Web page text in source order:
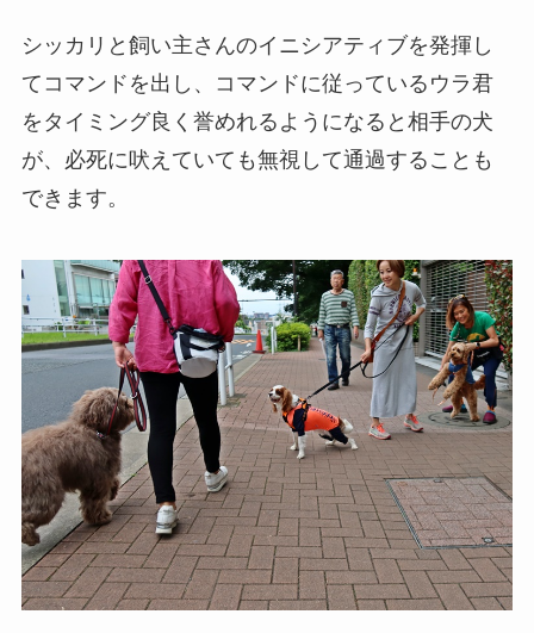
シッカリと飼い主さんのイニシアティブを発揮し
てコマンドを出し、コマンドに従っているウラ君
をタイミング良く誉めれるようになると相手の犬
が、必死に吠えていても無視して通過することも
できます。